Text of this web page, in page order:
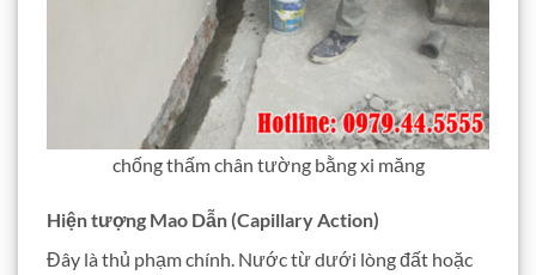
chống thấm chân tường bằng xi măng
Hiện tượng Mao Dẫn (Capillary Action)
Đây là thủ phạm chính. Nước từ dưới lòng đất hoặc